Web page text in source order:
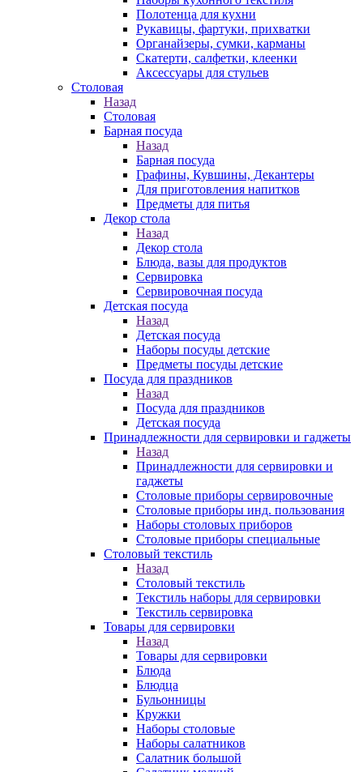
Полотенца для кухни
Рукавицы, фартуки, прихватки
Органайзеры, сумки, карманы
Скатерти, салфетки, клеенки
Аксессуары для стульев
Столовая
Назад
Столовая
Барная посуда
Назад
Барная посуда
Графины, Кувшины, Декантеры
Для приготовления напитков
Предметы для питья
Декор стола
Назад
Декор стола
Блюда, вазы для продуктов
Сервировка
Сервировочная посуда
Детская посуда
Назад
Детская посуда
Наборы посуды детские
Предметы посуды детские
Посуда для праздников
Назад
Посуда для праздников
Детская посуда
Принадлежности для сервировки и гаджеты
Назад
Принадлежности для сервировки и
гаджеты
Столовые приборы сервировочные
Столовые приборы инд. пользования
Наборы столовых приборов
Столовые приборы специальные
Столовый текстиль
Назад
Столовый текстиль
Текстиль наборы для сервировки
Текстиль сервировка
Товары для сервировки
Назад
Товары для сервировки
Блюда
Блюдца
Бульонницы
Кружки
Наборы столовые
Наборы салатников
Салатник большой